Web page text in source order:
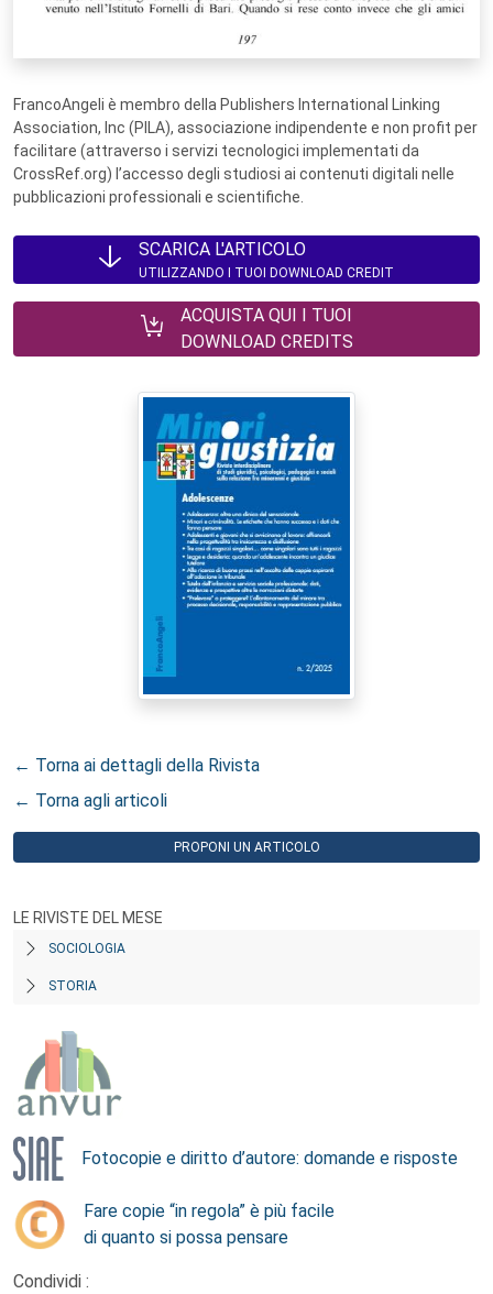
FrancoAngeli è membro della Publishers International Linking
Association, Inc (PILA), associazione indipendente e non profit per
facilitare (attraverso i servizi tecnologici implementati da
CrossRef.org) l’accesso degli studiosi ai contenuti digitali nelle
pubblicazioni professionali e scientifiche.
SCARICA L'ARTICOLO
UTILIZZANDO I TUOI DOWNLOAD CREDIT
ACQUISTA QUI I TUOI
DOWNLOAD CREDITS
← Torna ai dettagli della Rivista
← Torna agli articoli
PROPONI UN ARTICOLO
LE RIVISTE DEL MESE
SOCIOLOGIA
STORIA
Fotocopie e diritto d’autore: domande e risposte
Fare copie “in regola” è più facile
di quanto si possa pensare
Condividi :